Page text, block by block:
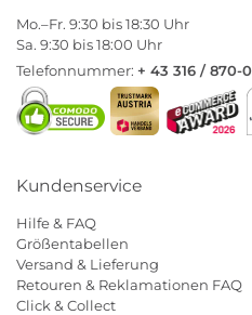
Mo.–Fr. 9:30 bis 18:30 Uhr
Sa. 9:30 bis 18:00 Uhr
Telefonnummer: + 43 316 / 870-0
Kundenservice
Hilfe & FAQ
Größentabellen
Versand & Lieferung
Retouren & Reklamationen FAQ
Click & Collect